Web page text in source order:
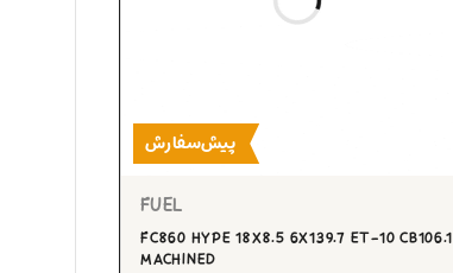
پیش‌سفارش
FUEL
FC860 HYPE 18X8.5 6X139.7 ET-10 CB106.1
MACHINED